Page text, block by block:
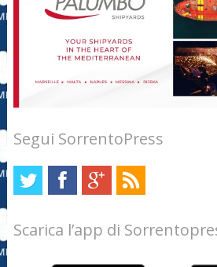
Segui SorrentoPress
Scarica l’app di